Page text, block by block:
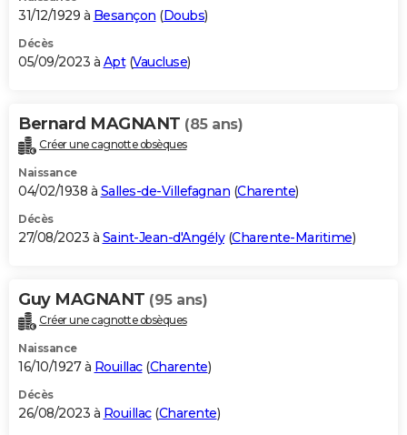
31/12/1929 à Besançon (Doubs)
Décès
05/09/2023 à Apt(Vaucluse)
Bernard MAGNANT (85 ans)
Créer une cagnotte obsèques
Naissance
04/02/1938 à Salles-de-Villefagnan (Charente)
Décès
27/08/2023 à Saint-Jean-d'Angély(Charente-Maritime)
Guy MAGNANT (95 ans)
Créer une cagnotte obsèques
Naissance
16/10/1927 à Rouillac(Charente)
Décès
26/08/2023 à Rouillac(Charente)